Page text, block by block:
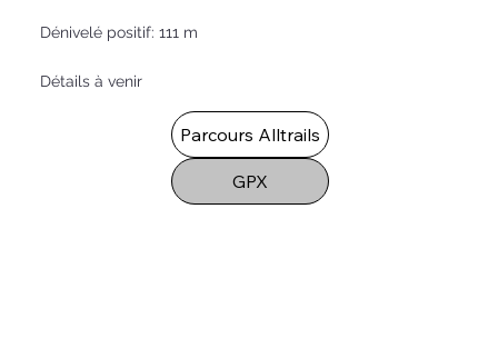
Dénivelé positif: 111 m
Détails à venir
Parcours Alltrails
GPX